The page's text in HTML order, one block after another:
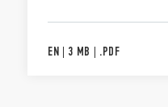
EN | 3 MB | .PDF